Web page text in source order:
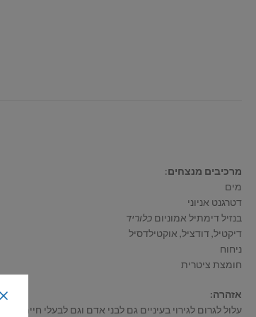
מרכיבים מנצחים:
מים
דטרגנט אניוני
בנזיל דימתיל אמוניום כלוריד
דיקטיל, דודציל, אוקטילדסיל
ניחוח
חומצת ציטרית
אזהרה:
עלול לגרום לגירוי בעיניים גם לבני אדם וגם לבעלי חיים.